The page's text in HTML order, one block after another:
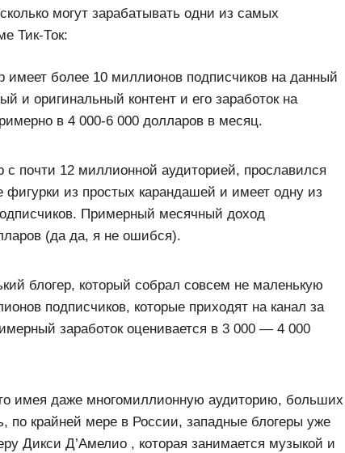
могут зарабатывать одни из самых
Тик-Ток:
более 10 миллионов подписчиков на данный
и оригинальный контент и его заработок на
в 4 000-6 000 долларов в месяц.
почти 12 миллионной аудиторией, прославился
фигурки из простых карандашей и имеет одну из
Примерный месячный доход
(да да, я не ошибся).
блогер, который собрал совсем не маленькую
подписчиков, которые приходят на канал за
заработок оценивается в 3 000 — 4 000
имея даже многомиллионную аудиторию, больших
по крайней мере в России, западные блогеры уже
Дикси Д’Амелио , которая занимается музыкой и